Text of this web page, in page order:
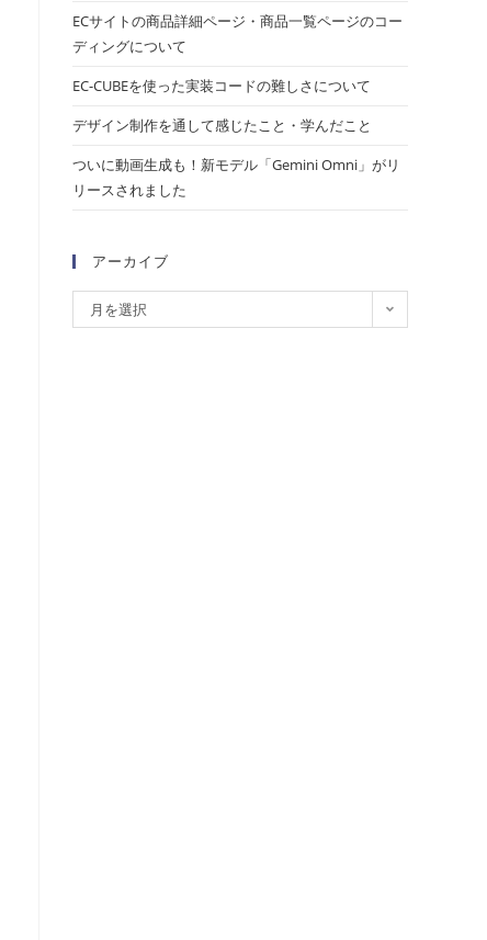
ECサイトの商品詳細ページ・商品一覧ページのコー
ディングについて
EC-CUBEを使った実装コードの難しさについて
デザイン制作を通して感じたこと・学んだこと
ついに動画生成も！新モデル「Gemini Omni」がリ
リースされました
アーカイブ
月を選択